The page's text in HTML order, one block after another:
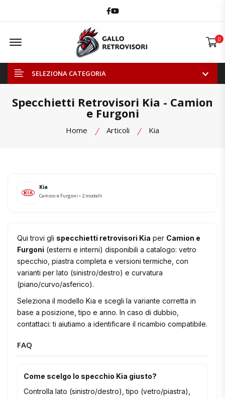
Facebook
Youtube
Offcanvas Menu Open 0
SELEZIONA CATEGORIA
Specchietti Retrovisori Kia - Camion
e Furgoni
Home Articoli Kia
Kia
Camion e Furgoni • 2 modelli
Qui trovi gli specchietti retrovisori Kia per Camion e
Furgoni (esterni e interni) disponibili a catalogo: vetro
specchio, piastra completa e versioni termiche, con
varianti per lato (sinistro/destro) e curvatura
(piano/curvo/asferico).
Seleziona il modello Kia e scegli la variante corretta in
base a posizione, tipo e anno. In caso di dubbio,
contattaci: ti aiutiamo a identificare il ricambio compatibile.
FAQ
Come scelgo lo specchio Kia giusto?
Controlla lato (sinistro/destro), tipo (vetro/piastra),